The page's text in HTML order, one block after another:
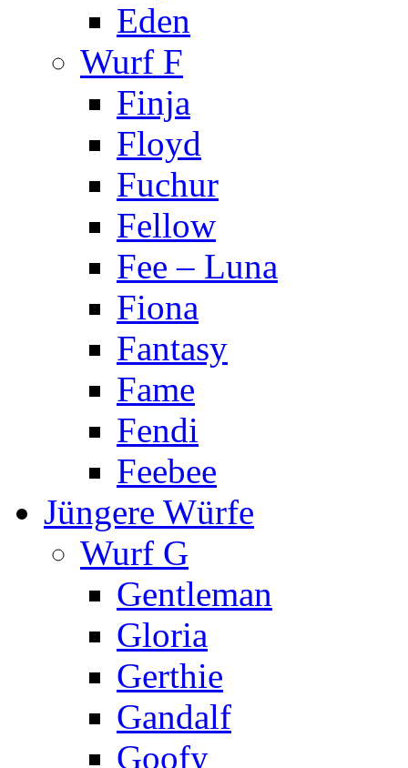
Eden
Wurf F
Finja
Floyd
Fuchur
Fellow
Fee – Luna
Fiona
Fantasy
Fame
Fendi
Feebee
Jüngere Würfe
Wurf G
Gentleman
Gloria
Gerthie
Gandalf
Goofy